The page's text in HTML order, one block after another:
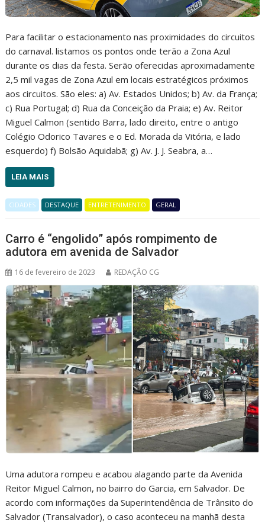
Para facilitar o estacionamento nas proximidades do circuitos
do carnaval. listamos os pontos onde terão a Zona Azul
durante os dias da festa. Serão oferecidas aproximadamente
2,5 mil vagas de Zona Azul em locais estratégicos próximos
aos circuitos. São eles: a) Av. Estados Unidos; b) Av. da França;
c) Rua Portugal; d) Rua da Conceição da Praia; e) Av. Reitor
Miguel Calmon (sentido Barra, lado direito, entre o antigo
Colégio Odorico Tavares e o Ed. Morada da Vitória, e lado
esquerdo) f) Bolsão Aquidabã; g) Av. J. J. Seabra, a…
LEIA MAIS
CIDADES DESTAQUE ENTRETENIMENTO GERAL
Carro é “engolido” após rompimento de
adutora em avenida de Salvador
16 de fevereiro de 2023 REDAÇÃO CG
Uma adutora rompeu e acabou alagando parte da Avenida
Reitor Miguel Calmon, no bairro do Garcia, em Salvador. De
acordo com informações da Superintendência de Trânsito do
Salvador (Transalvador), o caso aconteceu na manhã desta